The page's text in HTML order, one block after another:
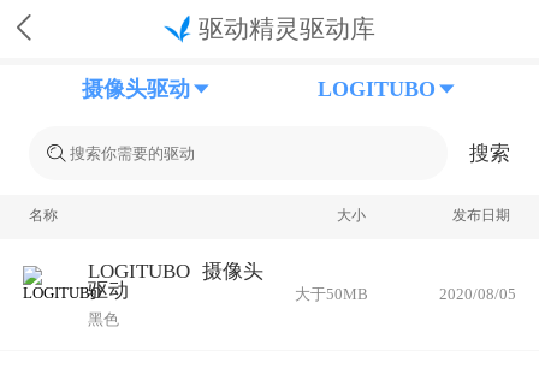
驱动精灵驱动库
摄像头驱动 LOGITUBO
搜索
名称 大小 发布日期
LOGITUBO 摄像头
驱动
黑色
大于50MB 2020/08/05